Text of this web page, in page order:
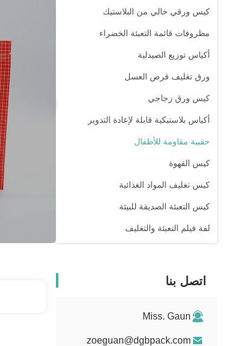
كيس ورقي خالي من البلاستيك
مظروفات قائمة التعبئة الخضراء
أكياس توزيع الصيدلية
ورق تغليف قرص العسل
كيس ورق زجاجي
أكياس بلاستيكية قابلة لإعادة التدوير
حقيبة مقاومة للأطفال
كيس القهوة
كيس تغليف المواد الغذائية
كيس التعبئة الصديقة للبيئة
لفة فيلم التعبئة والتغليف
اتصل بنا
Miss. Gaun
zoeguan@dgbpack.com